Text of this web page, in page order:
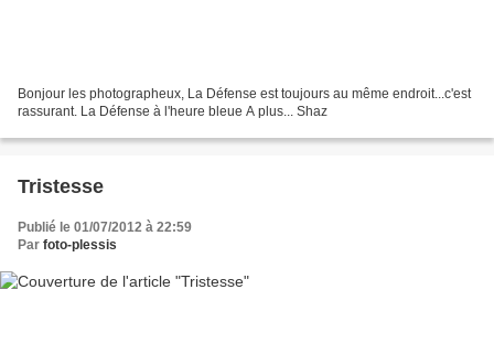
Bonjour les photographeux, La Défense est toujours au même endroit...c'est
rassurant. La Défense à l'heure bleue A plus... Shaz
Tristesse
Publié le 01/07/2012 à 22:59
Par foto-plessis